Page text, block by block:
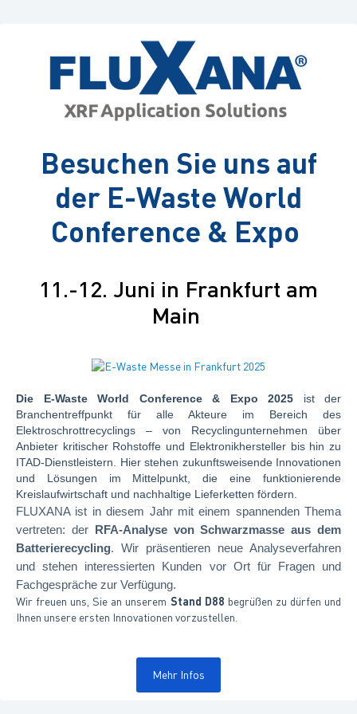
Besuchen Sie uns auf
der E-Waste World
Conference & Expo
11.-12. Juni in Frankfurt am
Main
Die E-Waste World Conference & Expo 2025 ist der
Branchentreffpunkt für alle Akteure im Bereich des
Elektroschrottrecyclings – von Recyclingunternehmen über
Anbieter kritischer Rohstoffe und Elektronikhersteller bis hin zu
ITAD-Dienstleistern. Hier stehen zukunftsweisende Innovationen
und Lösungen im Mittelpunkt, die eine funktionierende
Kreislaufwirtschaft und nachhaltige Lieferketten fördern.
FLUXANA ist in diesem Jahr mit einem spannenden Thema
vertreten: der RFA-Analyse von Schwarzmasse aus dem
Batterierecycling. Wir präsentieren neue Analyseverfahren
und stehen interessierten Kunden vor Ort für Fragen und
Fachgespräche zur Verfügung.
Wir freuen uns, Sie an unserem Stand D88 begrüßen zu dürfen und
Ihnen unsere ersten Innovationen vorzustellen.
Mehr Infos